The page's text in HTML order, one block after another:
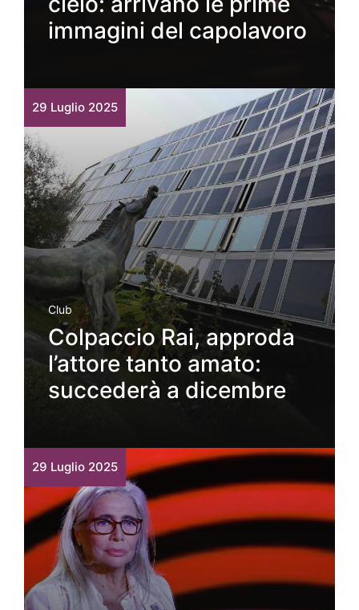
immagini del capolavoro
29 Luglio 2025
Club
Colpaccio Rai, approda
l’attore tanto amato:
succederà a dicembre
29 Luglio 2025